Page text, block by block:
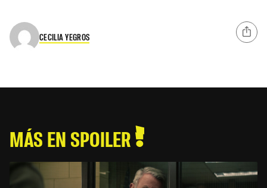
CECILIA YEGROS
MÁS EN SPOILER